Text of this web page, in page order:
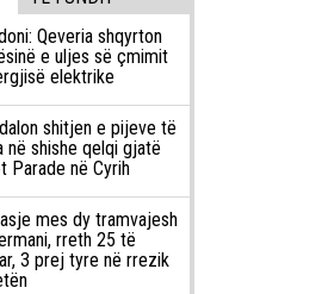
Qeveria shqyrton
e uljes së çmimit
elektrike
shitjen e pijeve të
në shishe qelqi gjatë
Parade në Cyrih
mes dy tramvajesh
rreth 25 të
3 prej tyre në rrezik